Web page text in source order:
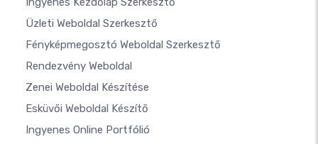
Üzleti Weboldal Szerkesztő
Fényképmegosztó Weboldal Szerkesztő
Rendezvény Weboldal
Zenei Weboldal Készítése
Esküvői Weboldal Készítő
Ingyenes Online Portfólió